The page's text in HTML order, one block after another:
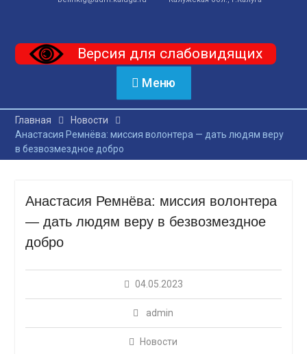
Версия для слабовидящих
Меню
Главная
Новости
Анастасия Ремнёва: миссия волонтера — дать людям веру
в безвозмездное добро
Анастасия Ремнёва: миссия волонтера
— дать людям веру в безвозмездное
добро
04.05.2023
admin
Новости